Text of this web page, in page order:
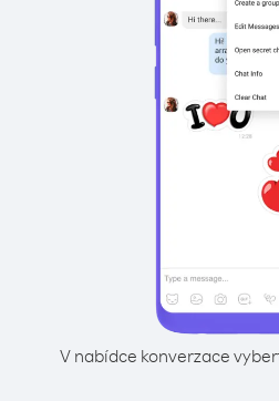
V nabídce konverzace